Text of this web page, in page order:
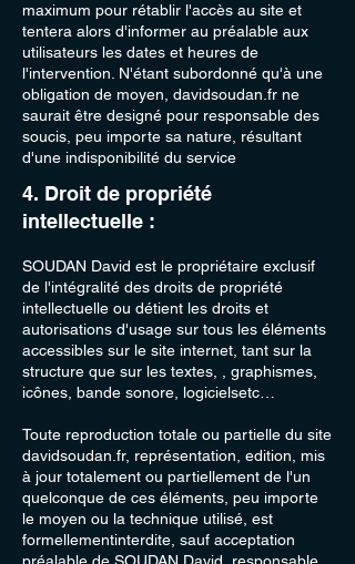
maximum pour rétablir l'accès au site et
tentera alors d'informer au préalable aux
utilisateurs les dates et heures de
l'intervention. N'étant subordonné qu'à une
obligation de moyen, davidsoudan.fr ne
saurait être designé pour responsable des
soucis, peu importe sa nature, résultant
d'une indisponibilité du service
4. Droit de propriété
intellectuelle :
SOUDAN David est le propriétaire exclusif
de l'intégralité des droits de propriété
intellectuelle ou détient les droits et
autorisations d'usage sur tous les éléments
accessibles sur le site internet, tant sur la
structure que sur les textes, , graphismes,
icônes, bande sonore, logicielsetc…
Toute reproduction totale ou partielle du site
davidsoudan.fr, représentation, edition, mis
à jour totalement ou partiellement de l'un
quelconque de ces éléments, peu importe
le moyen ou la technique utilisé, est
formellementinterdite, sauf acceptation